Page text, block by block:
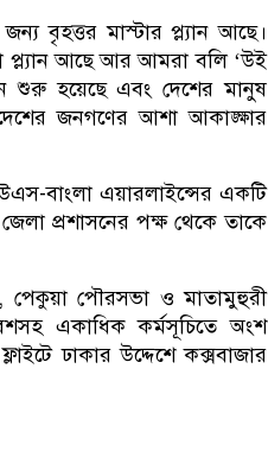
জন্য বৃহত্তর মাস্টার প্ল্যান আছে।
প্ল্যান আছে আর আমরা বলি ‘উই
শুরু হয়েছে এবং দেশের মানুষ
জনগণের আশা আকাঙ্ক্ষার
বাংলা এয়ারলাইন্সের একটি
প্রশাসনের পক্ষ থেকে তাকে
পেকুয়া পৌরসভা ও মাতামুহুরী
একাধিক কর্মসূচিতে অংশ
ঢাকার উদ্দেশে কক্সবাজার